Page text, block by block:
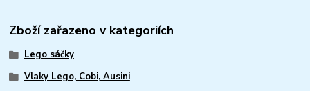
Zboží zařazeno v kategoriích
Lego sáčky
Vlaky Lego, Cobi, Ausini